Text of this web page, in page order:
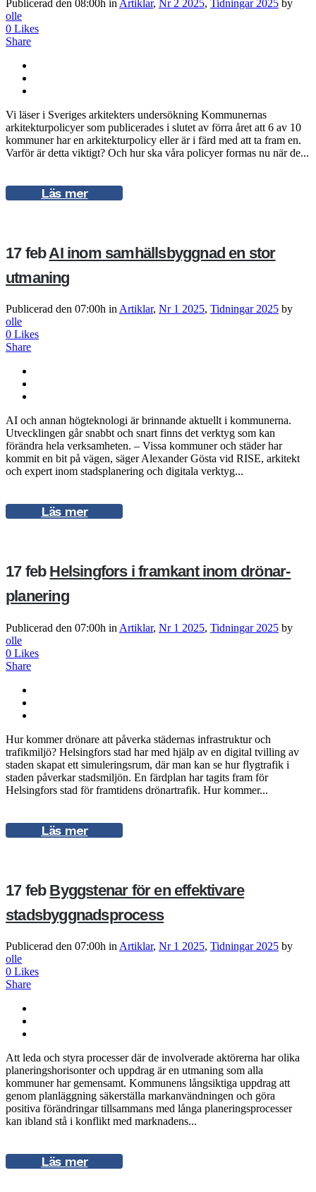
Publicerad den 08:00h in Artiklar, Nr 2 2025, Tidningar 2025 by
olle
0 Likes
Share
Vi läser i Sveriges arkitekters undersökning Kommunernas
arkitekturpolicyer som publicerades i slutet av förra året att 6 av 10
kommuner har en arkitekturpolicy eller är i färd med att ta fram en.
Varför är detta viktigt? Och hur ska våra policyer formas nu när de...
Läs mer
17 febAI inom samhällsbyggnad en stor
utmaning
Publicerad den 07:00h in Artiklar, Nr 1 2025, Tidningar 2025 by
olle
0 Likes
Share
AI och annan högteknologi är brinnande aktuellt i kommunerna.
Utvecklingen går snabbt och snart finns det verktyg som kan
förändra hela verksamheten. – Vissa kommuner och städer har
kommit en bit på vägen, säger Alexander Gösta vid RISE, arkitekt
och expert inom stadsplanering och digitala verktyg...
Läs mer
17 feb Helsingfors i framkant inom drönar­
planering
Publicerad den 07:00h in Artiklar, Nr 1 2025, Tidningar 2025 by
olle
0 Likes
Share
Hur kommer drönare att påverka städernas infrastruktur och
trafikmiljö? Helsingfors stad har med hjälp av en digital tvilling av
staden skapat ett simuleringsrum, där man kan se hur flygtrafik i
staden påverkar stadsmiljön. En färdplan har tagits fram för
Helsingfors stad för framtidens drönartrafik. Hur kommer...
Läs mer
17 feb Byggstenar för en effektivare
stadsbyggnadsprocess
Publicerad den 07:00h in Artiklar, Nr 1 2025, Tidningar 2025 by
olle
0 Likes
Share
Att leda och styra processer där de involverade aktörerna har olika
planeringshorisonter och uppdrag är en utmaning som alla
kommuner har gemensamt. Kommunens långsiktiga uppdrag att
genom planläggning säkerställa markanvändningen och göra
positiva förändringar tillsammans med långa planeringsprocesser
kan ibland stå i konflikt med marknadens...
Läs mer